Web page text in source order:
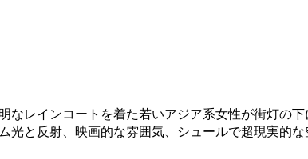
レインコートを着た若いアジア系女性が街灯の
と反射、映画的な雰囲気、シュールで超現実的